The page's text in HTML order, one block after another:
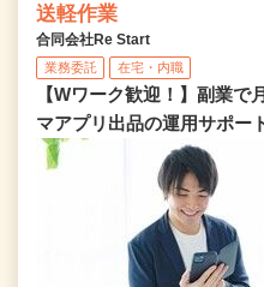
送軽作業
合同会社Re Start
業務委託 在宅・内職
【Wワーク歓迎！】副業で
マアプリ出品の運用サポー